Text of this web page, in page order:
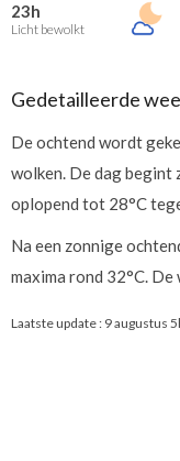
23h
Licht bewolkt
Gedetailleerde
De ochtend wordt
wolken. De dag begint
oplopend tot 28°C
Na een zonnige
maxima rond 32°C.
Laatste update : 9 augustus